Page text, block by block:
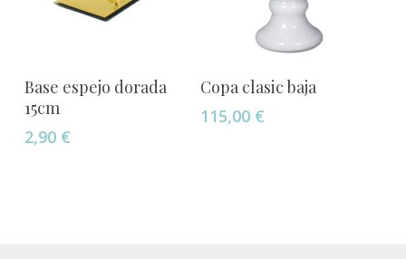
Añadir Al Carrito
Base espejo dorada
15cm
2,90 €
Añadir Al Carrito
Copa clasic baja
115,00 €